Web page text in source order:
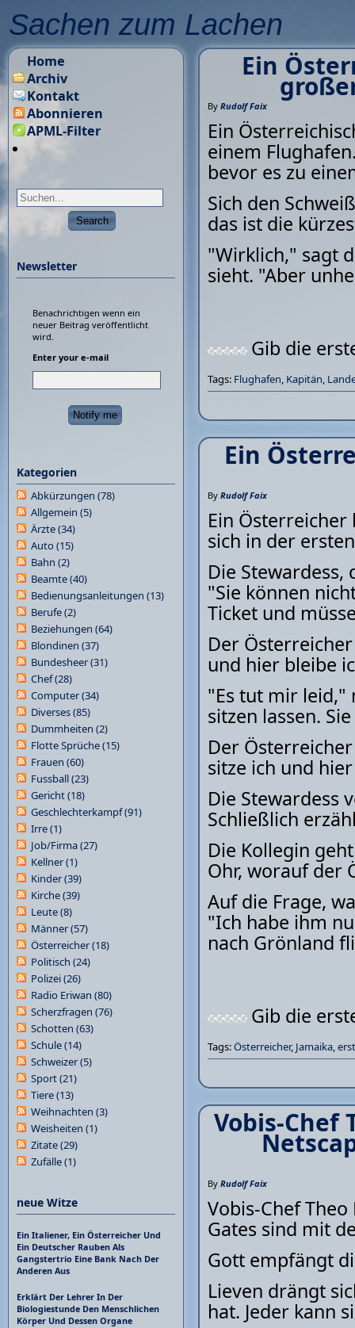
Sachen zum Lachen
Ein
By Rudolf Faix
Ein
einem
bevor es zu
Sich den
das ist die
"Wirklich," sagt
sieht. "Aber
Gib die
Tags: Flughafen, Kapitän,
Ein
By Rudolf Faix
Ein Österreicher
sich in der
Die
"Sie können
Ticket und
Der
und hier bleibe
"Es tut mir leid,"
sitzen lassen.
Der
sitze ich und
Die Stewardess
Schließlich
Die Kollegin
Ohr, worauf der
Auf die Frage,
"Ich habe ihm
nach Grönland
Gib die
Tags:Österreicher, Jamaika,
Vobis-Chef
By Rudolf Faix
Vobis-Chef
Gates sind mit
Gott empfängt
Lieven drängt
hat. Jeder kann
Home
Archiv
Kontakt
Abonnieren
APML-Filter
Newsletter
Benachrichtigen wenn ein
neuer Beitrag veröffentlicht
wird.
Enter your e-mail
Kategorien
Abkürzungen (78)
Allgemein (5)
Ärzte(34)
Auto(15)
Bahn (2)
Beamte(40)
Bedienungsanleitungen (13)
Berufe(2)
Beziehungen (64)
Blondinen (37)
Bundesheer(31)
Chef(28)
Computer(34)
Diverses(85)
Dummheiten (2)
Flotte Sprüche(15)
Frauen (60)
Fussball(23)
Gericht(18)
Geschlechterkampf(91)
Irre(1)
Job/Firma(27)
Kellner(1)
Kinder(39)
Kirche(39)
Leute(8)
Männer(57)
Österreicher(18)
Politisch (24)
Polizei(26)
Radio Eriwan (80)
Scherzfragen (76)
Schotten (63)
Schule(14)
Schweizer(5)
Sport(21)
Tiere(13)
Weihnachten (3)
Weisheiten (1)
Zitate(29)
Zufälle(1)
neue Witze
Ein Italiener, Ein Österreicher Und
Ein Deutscher Rauben Als
Gangstertrio Eine Bank Nach Der
Anderen Aus
Erklärt Der Lehrer In Der
Biologiestunde Den Menschlichen
Körper Und Dessen Organe